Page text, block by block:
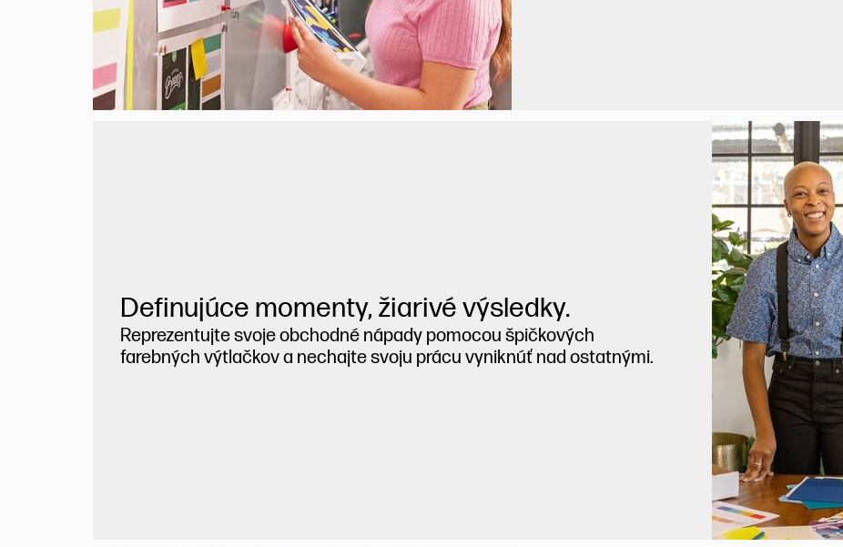
Definujúce momenty, žiarivé výsledky.
Reprezentujte svoje obchodné nápady pomocou špičkových
farebných výtlačkov a nechajte svoju prácu vyniknúť nad ostatnými.